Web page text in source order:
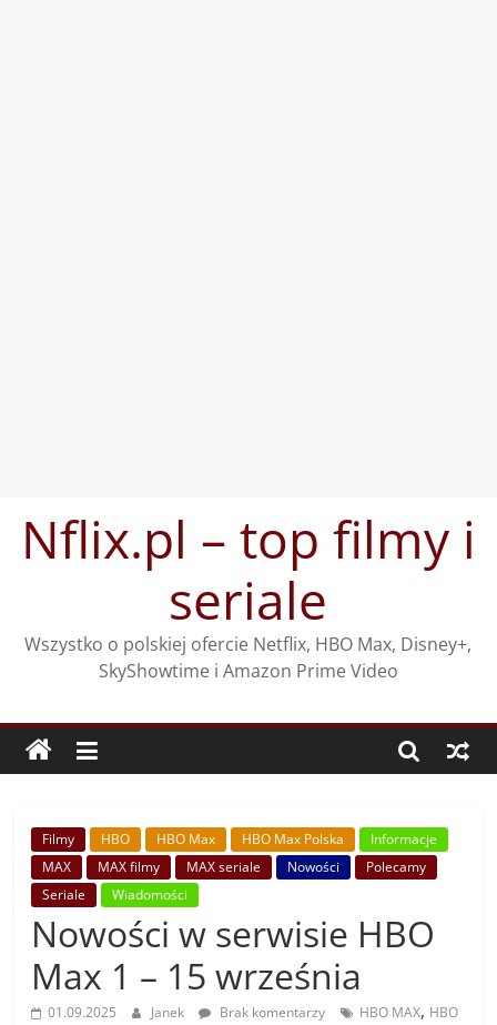
treściNflix.pl – top filmy i
seriale
Wszystko o polskiej ofercie Netflix, HBO Max, Disney+,
SkyShowtime i Amazon Prime Video
Filmy HBO HBO Max HBO Max Polska
Informacje
MAX
MAX filmy MAX seriale Nowości
Polecamy
Seriale
Wiadomości
Nowości w serwisie HBO
Max 1 – 15 września
01.09.2025 Janek Brak komentarzy HBO MAX, HBO